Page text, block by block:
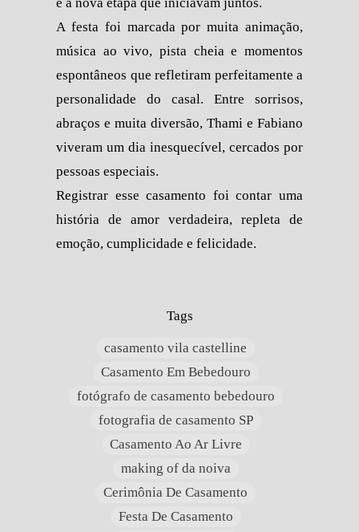
A festa foi marcada por muita animação,
música ao vivo, pista cheia e momentos
espontâneos que refletiram perfeitamente a
personalidade do casal. Entre sorrisos,
abraços e muita diversão, Thami e Fabiano
viveram um dia inesquecível, cercados por
pessoas especiais.
Registrar esse casamento foi contar uma
história de amor verdadeira, repleta de
emoção, cumplicidade e felicidade.
Tags
casamento vila castelline
Casamento Em Bebedouro
fotógrafo de casamento bebedouro
fotografia de casamento SP
Casamento Ao Ar Livre
making of da noiva
Cerimônia De Casamento
Festa De Casamento